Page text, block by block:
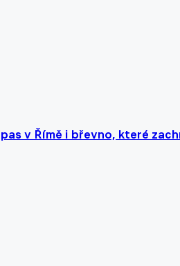
v Římě i břevno, které